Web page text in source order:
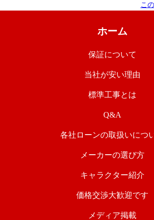
こ
ホーム
保証について
当社が安い理由
標準工事とは
Q&A
各社ローンの取扱いにつ
メーカーの選び方
キャラクター紹介
価格交渉大歓迎です
メディア掲載